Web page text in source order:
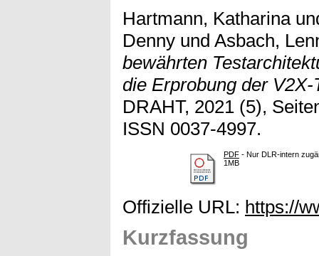
Hartmann, Katharina
Denny und Asbach,
bewährten
die Erprobung der V2X-
DRAHT, 2021 (5),
ISSN 0037-4997.
PDF - Nur DLR-intern
1MB
Offizielle URL: https://
Kurzfassung